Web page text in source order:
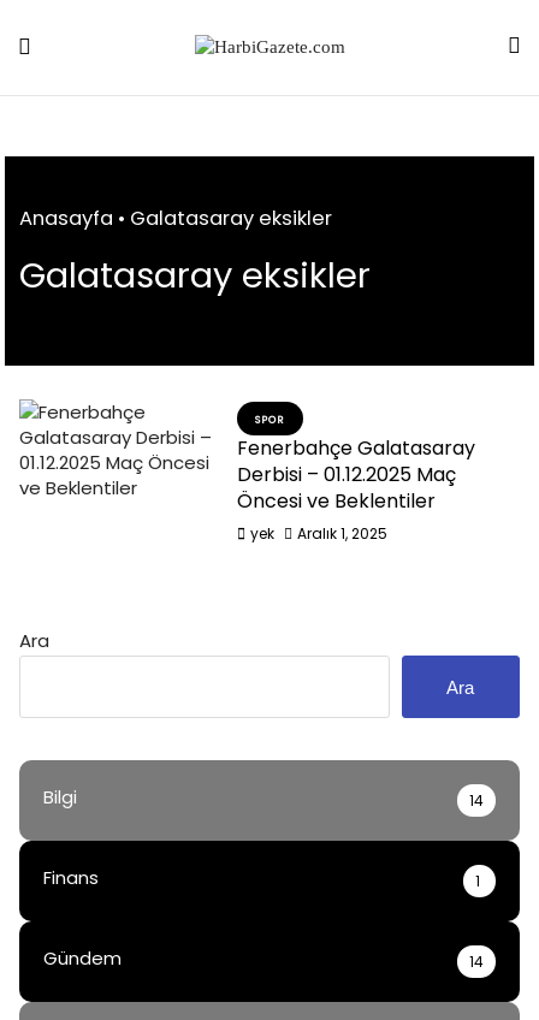
Anasayfa • Galatasaray eksikler
Galatasaray eksikler
SPOR
Fenerbahçe Galatasaray
Derbisi – 01.12.2025 Maç
Öncesi ve Beklentiler
yek Aralık 1, 2025
Ara
Ara
Bilgi 14
Finans 1
Gündem 14